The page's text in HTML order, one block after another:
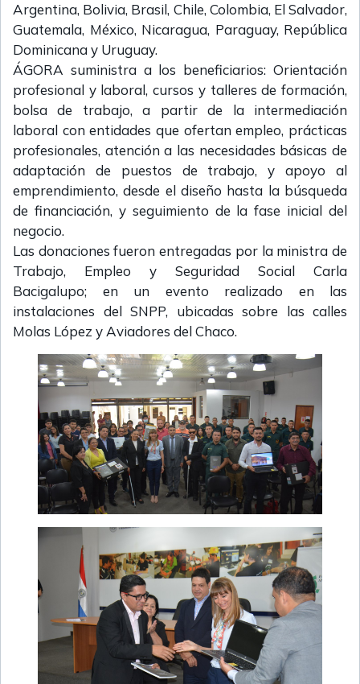
Argentina, Bolivia, Brasil, Chile, Colombia, El Salvador,
Guatemala, México, Nicaragua, Paraguay, República
Dominicana y Uruguay.
ÁGORA suministra a los beneficiarios: Orientación
profesional y laboral, cursos y talleres de formación,
bolsa de trabajo, a partir de la intermediación
laboral con entidades que ofertan empleo, prácticas
profesionales, atención a las necesidades básicas de
adaptación de puestos de trabajo, y apoyo al
emprendimiento, desde el diseño hasta la búsqueda
de financiación, y seguimiento de la fase inicial del
negocio.
Las donaciones fueron entregadas por la ministra de
Trabajo, Empleo y Seguridad Social Carla
Bacigalupo; en un evento realizado en las
instalaciones del SNPP, ubicadas sobre las calles
Molas López y Aviadores del Chaco.